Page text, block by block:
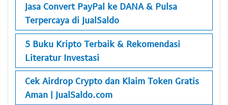
Jasa Convert PayPal ke DANA & Pulsa
Terpercaya di JualSaldo
5 Buku Kripto Terbaik & Rekomendasi
Literatur Investasi
Cek Airdrop Crypto dan Klaim Token Gratis
Aman | JualSaldo.com